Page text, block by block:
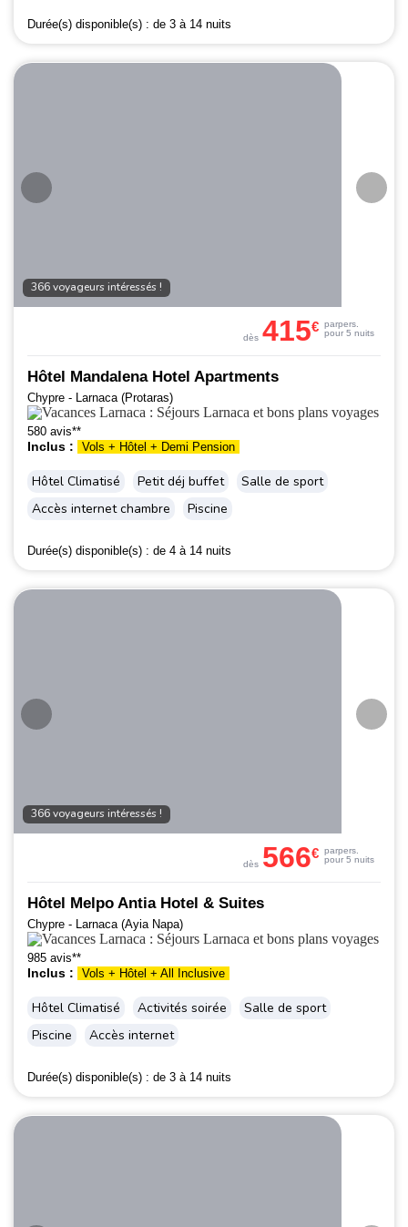
Durée(s) disponible(s) : de 3 à 14 nuits
366 voyageurs intéressés !
Hôtel Mandalena Hotel Apartments
Chypre - Larnaca (Protaras)
580 avis**
Inclus : Vols + Hôtel + Demi Pension
Hôtel Climatisé Petit déj buffet
Salle de sport
Accès internet chambre
Piscine
Durée(s) disponible(s) : de 4 à 14 nuits
dès 415€ parpers.
pour 5 nuits
366 voyageurs intéressés !
Hôtel Melpo Antia Hotel & Suites
Chypre - Larnaca (Ayia Napa)
985 avis**
Inclus : Vols + Hôtel + All Inclusive
Hôtel Climatisé Activités soirée
Salle de sport
Piscine
Accès internet
Durée(s) disponible(s) : de 3 à 14 nuits
dès 566€ parpers.
pour 5 nuits